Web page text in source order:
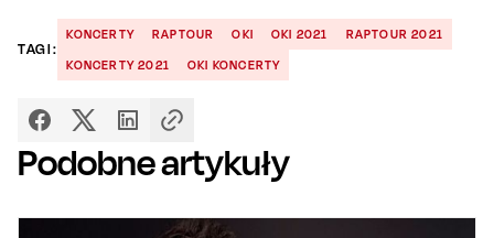
TAGI:
KONCERTY RAPTOUR OKI OKI 2021
RAPTOUR 2021
KONCERTY 2021
OKI KONCERTY
Podobne artykuły